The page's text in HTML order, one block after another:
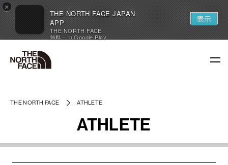
×
THE NORTH FACE JAPAN
APP
THE NORTH FACE
無料 - In Google Play
表示
THE NORTH FACE ATHLETE
ATHLETE